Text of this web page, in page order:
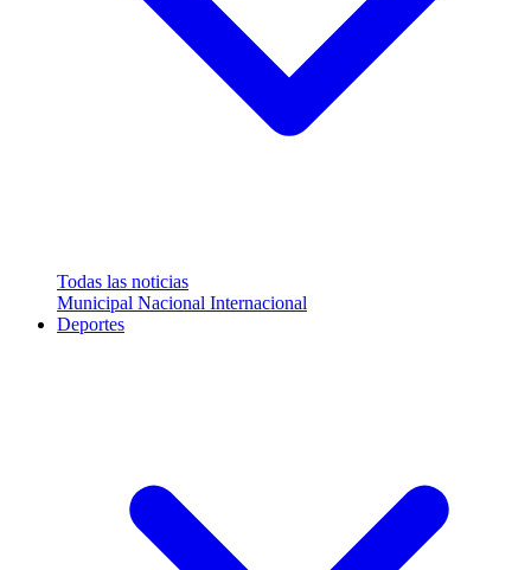
Todas las noticias
Municipal Nacional Internacional
Deportes